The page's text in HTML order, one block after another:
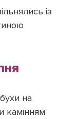
із
на
камінням